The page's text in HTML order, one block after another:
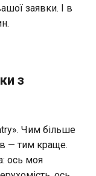
заявки. І в
з
Чим більше
— тим краще.
ось моя